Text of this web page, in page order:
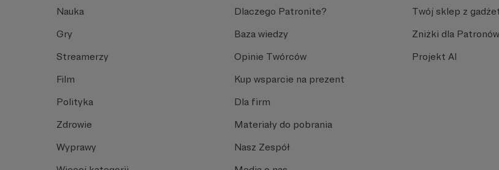
Nauka
Gry
Streamerzy
Film
Polityka
Zdrowie
Wyprawy
Dlaczego Patronite?
Baza wiedzy
Opinie Twórców
Kup wsparcie na prezent
Dla firm
Materiały do pobrania
Nasz Zespół
Twój sklep z
Zniżki dla Patronów
Projekt AI